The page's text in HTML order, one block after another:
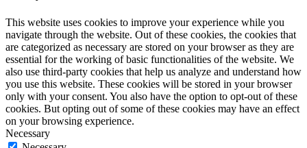
This website uses cookies to improve your experience while you
navigate through the website. Out of these cookies, the cookies that
are categorized as necessary are stored on your browser as they are
essential for the working of basic functionalities of the website. We
also use third-party cookies that help us analyze and understand how
you use this website. These cookies will be stored in your browser
only with your consent. You also have the option to opt-out of these
cookies. But opting out of some of these cookies may have an effect
on your browsing experience.
Necessary